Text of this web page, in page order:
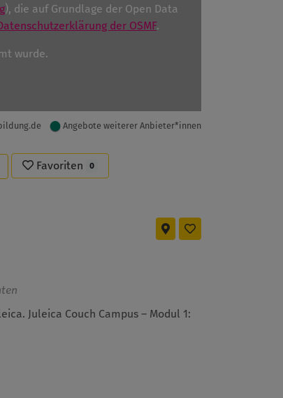
), die auf Grundlage der Open Data
der OSMF.
wurde.
Angebote weiterer Anbieter*innen
Favoriten 0
Juleica Couch Campus – Modul 1: